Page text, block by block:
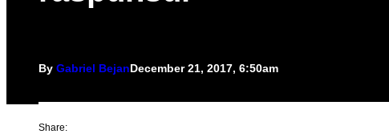
By Gabriel BejanDecember 21, 2017, 6:50am
Share: